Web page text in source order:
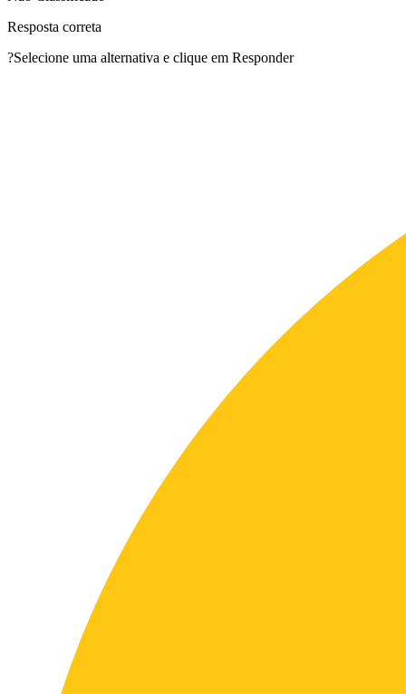
Resposta correta
?Selecione uma alternativa e clique em Responder